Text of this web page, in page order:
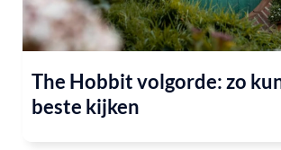
The Hobbit volgorde: zo
beste kijken